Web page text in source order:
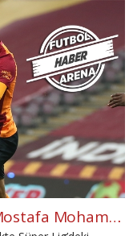
Galatasaray'dan müthiş seri! Mostafa Mohamed ve Falcao sevinci